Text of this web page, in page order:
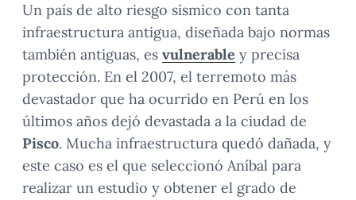
Un país de alto riesgo sísmico con tanta
infraestructura antigua, diseñada bajo normas
también antiguas, es vulnerable y precisa
protección. En el 2007, el terremoto más
devastador que ha ocurrido en Perú en los
últimos años dejó devastada a la ciudad de
Pisco. Mucha infraestructura quedó dañada, y
este caso es el que seleccionó Aníbal para
realizar un estudio y obtener el grado de